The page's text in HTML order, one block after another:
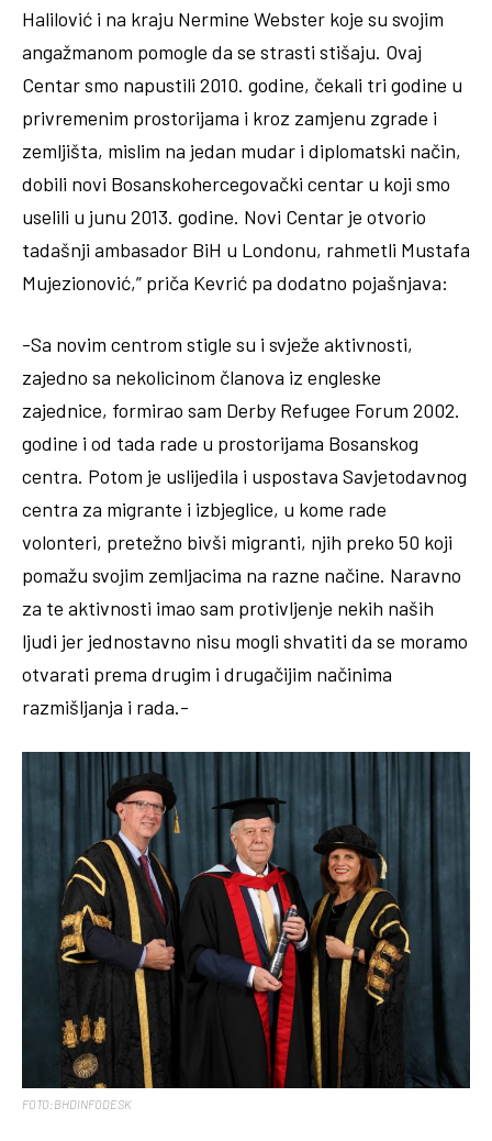
Halilović i na kraju Nermine Webster koje su svojim
angažmanom pomogle da se strasti stišaju. Ovaj
Centar smo napustili 2010. godine, čekali tri godine u
privremenim prostorijama i kroz zamjenu zgrade i
zemljišta, mislim na jedan mudar i diplomatski način,
dobili novi Bosanskohercegovački centar u koji smo
uselili u junu 2013. godine. Novi Centar je otvorio
tadašnji ambasador BiH u Londonu, rahmetli Mustafa
Mujezionović,” priča Kevrić pa dodatno pojašnjava:
-Sa novim centrom stigle su i svježe aktivnosti,
zajedno sa nekolicinom članova iz engleske
zajednice, formirao sam Derby Refugee Forum 2002.
godine i od tada rade u prostorijama Bosanskog
centra. Potom je uslijedila i uspostava Savjetodavnog
centra za migrante i izbjeglice, u kome rade
volonteri, pretežno bivši migranti, njih preko 50 koji
pomažu svojim zemljacima na razne načine. Naravno
za te aktivnosti imao sam protivljenje nekih naših
ljudi jer jednostavno nisu mogli shvatiti da se moramo
otvarati prema drugim i drugačijim načinima
razmišljanja i rada.-
FOTO:BHDINFODESK